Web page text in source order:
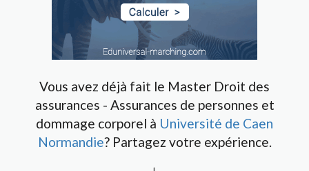
Vous avez déjà fait le Master Droit des
assurances - Assurances de personnes et
dommage corporel à Université de Caen
Normandie? Partagez votre expérience.